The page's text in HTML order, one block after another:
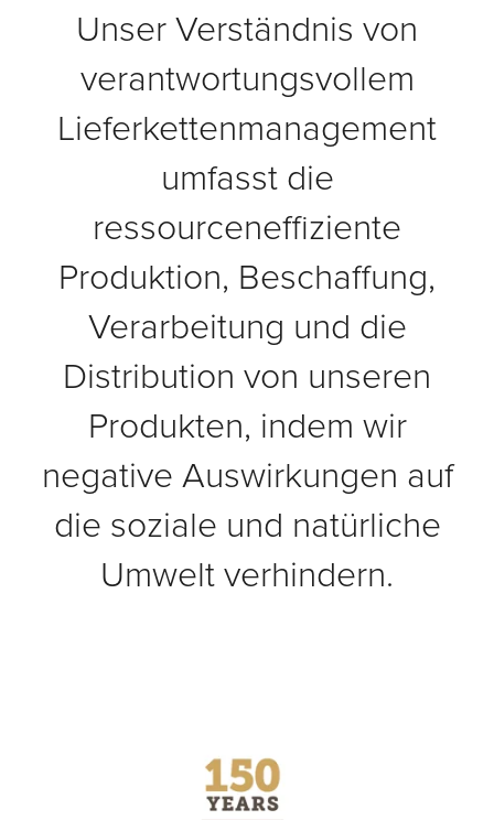
Unser Verständnis von
verantwortungsvollem
Lieferkettenmanagement
umfasst die
ressourceneffiziente
Produktion, Beschaffung,
Verarbeitung und die
Distribution von unseren
Produkten, indem wir
negative Auswirkungen auf
die soziale und natürliche
Umwelt verhindern.